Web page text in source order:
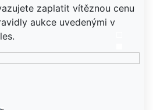
zaplatit vítěznou cenu
aukce uvedenými v